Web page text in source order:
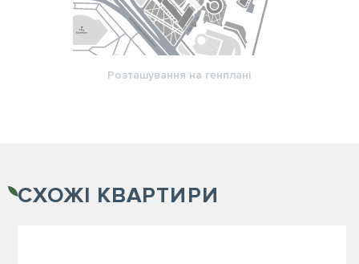
Розташування на генплані
СХОЖІ КВАРТИРИ